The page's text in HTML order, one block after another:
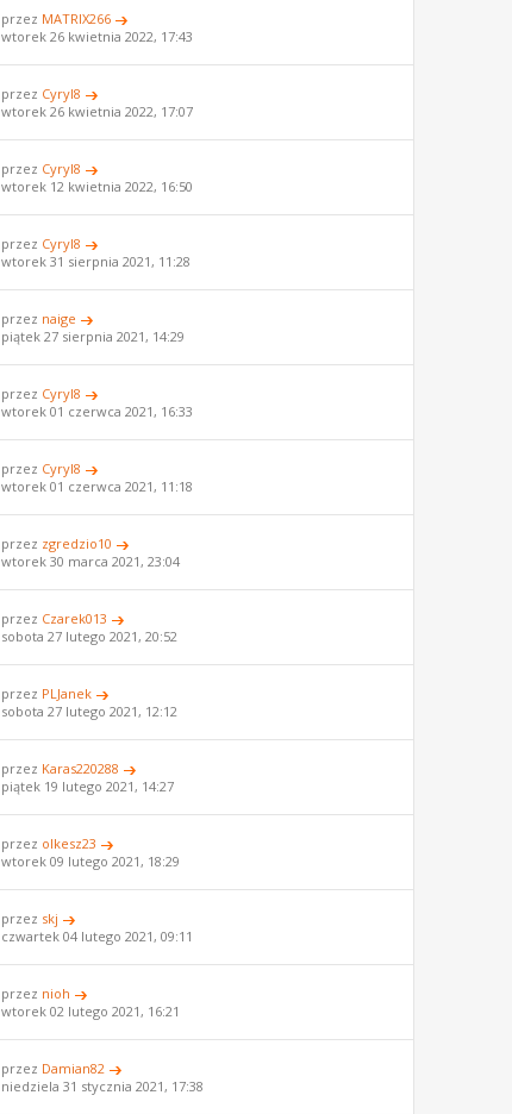
przez MATRIX266
wtorek 26 kwietnia 2022, 17:43
przez Cyryl8
wtorek 26 kwietnia 2022, 17:07
przez Cyryl8
wtorek 12 kwietnia 2022, 16:50
przez Cyryl8
wtorek 31 sierpnia 2021, 11:28
przez naige
piątek 27 sierpnia 2021, 14:29
przez Cyryl8
wtorek 01 czerwca 2021, 16:33
przez Cyryl8
wtorek 01 czerwca 2021, 11:18
przez zgredzio10
wtorek 30 marca 2021, 23:04
przez Czarek013
sobota 27 lutego 2021, 20:52
przez PLJanek
sobota 27 lutego 2021, 12:12
przez Karas220288
piątek 19 lutego 2021, 14:27
przez olkesz23
wtorek 09 lutego 2021, 18:29
przez skj
czwartek 04 lutego 2021, 09:11
przez nioh
wtorek 02 lutego 2021, 16:21
przez Damian82
niedziela 31 stycznia 2021, 17:38